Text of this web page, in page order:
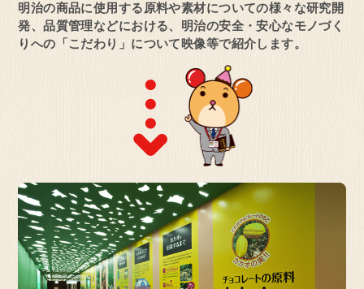
明治なるほどファクトリー
関西(貝塚市)
見学予約・お問い合わせ
埼玉県 坂戸市
明治なるほどファクトリー
坂戸
見学予約・お問い合わせ
明治の商品に使用する原料や素材についての様々な研究開
発、品質管理などにおける、明治の安全・安心なモノづく
りへの「こだわり」について映像等で紹介します。